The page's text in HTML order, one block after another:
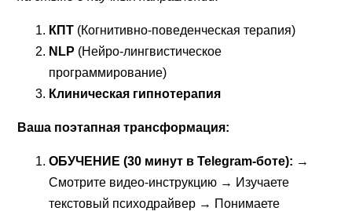
КПТ(Когнитивно-поведенческая терапия)
NLP (Нейро-лингвистическое
программирование)
Клиническая гипнотерапия
Ваша поэтапная трансформация:
ОБУЧЕНИЕ (30 минут в Telegram-боте): →
Смотрите видео-инструкцию → Изучаете
текстовый психодрайвер → Понимаете